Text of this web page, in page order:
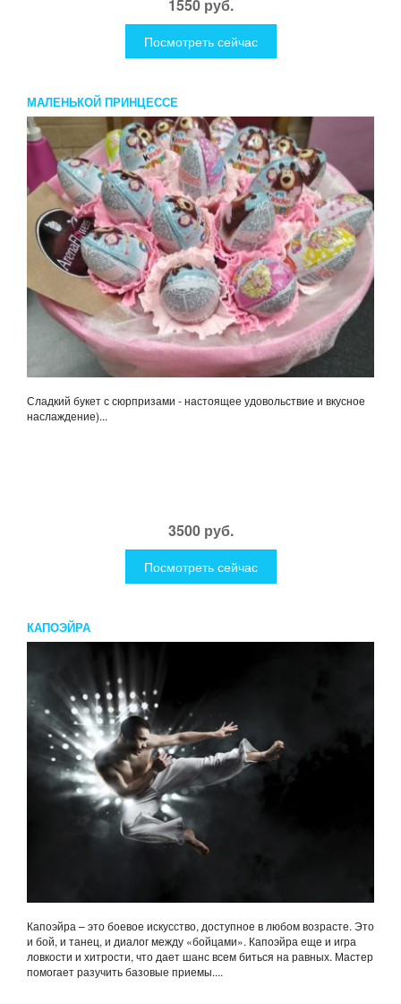
1550 руб.
Посмотреть сейчас
МАЛЕНЬКОЙ ПРИНЦЕССЕ
Сладкий букет с сюрпризами - настоящее удовольствие и вкусное
наслаждение)...
3500 руб.
Посмотреть сейчас
КАПОЭЙРА
Капоэйра – это боевое искусство, доступное в любом возрасте. Это
и бой, и танец, и диалог между «бойцами». Капоэйра еще и игра
ловкости и хитрости, что дает шанс всем биться на равных. Мастер
помогает разучить базовые приемы....